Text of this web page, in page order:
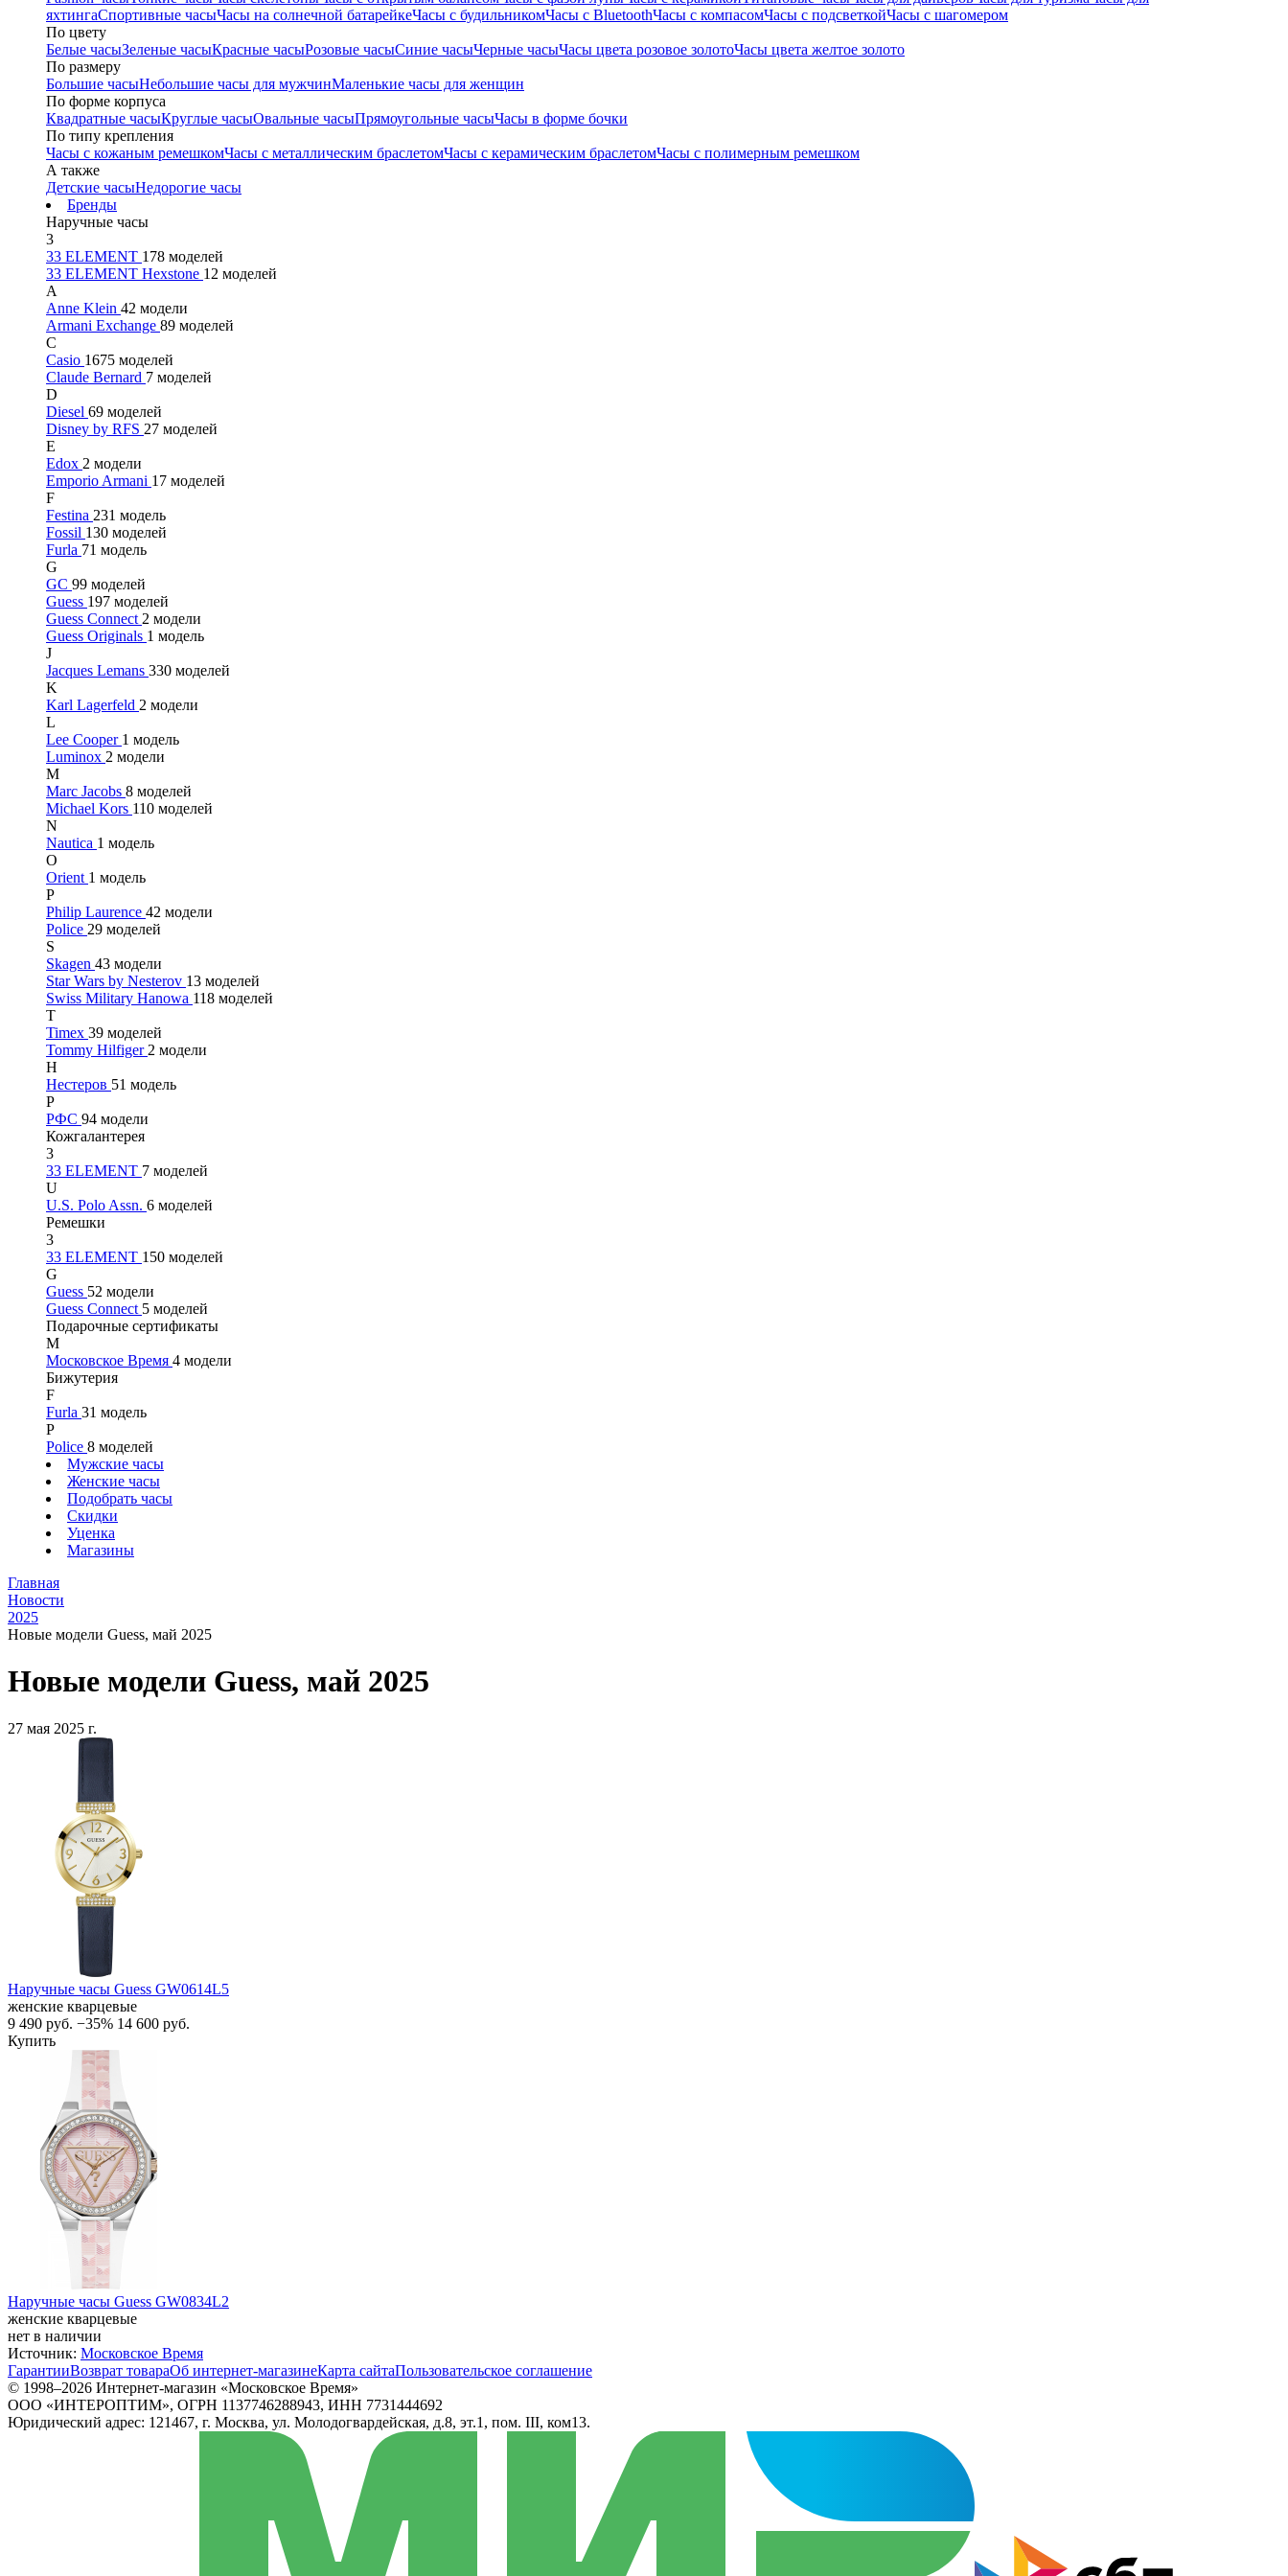
яхтингаСпортивные часыЧасы на солнечной батарейкеЧасы с будильникомЧасы с BluetoothЧасы с компасомЧасы с подсветкойЧасы с шагомером
По цвету
Белые часыЗеленые часыКрасные часыРозовые часыСиние часыЧерные часыЧасы цвета розовое золотоЧасы цвета желтое золото
По размеру
Большие часыНебольшие часы для мужчинМаленькие часы для женщин
По форме корпуса
Квадратные часыКруглые часыОвальные часыПрямоугольные часыЧасы в форме бочки
По типу крепления
Часы с кожаным ремешкомЧасы с металлическим браслетомЧасы с керамическим браслетомЧасы с полимерным ремешком
А также
Детские часыНедорогие часы
Бренды
Наручные часы
3
33 ELEMENT 178 моделей
33 ELEMENT Hexstone 12 моделей
A
Anne Klein 42 модели
Armani Exchange 89 моделей
C
Casio 1675 моделей
Claude Bernard 7 моделей
D
Diesel 69 моделей
Disney by RFS 27 моделей
E
Edox 2 модели
Emporio Armani 17 моделей
F
Festina 231 модель
Fossil 130 моделей
Furla 71 модель
G
GC 99 моделей
Guess 197 моделей
Guess Connect 2 модели
Guess Originals 1 модель
J
Jacques Lemans 330 моделей
K
Karl Lagerfeld 2 модели
L
Lee Cooper 1 модель
Luminox 2 модели
M
Marc Jacobs 8 моделей
Michael Kors 110 моделей
N
Nautica 1 модель
O
Orient 1 модель
P
Philip Laurence 42 модели
Police 29 моделей
S
Skagen 43 модели
Star Wars by Nesterov 13 моделей
Swiss Military Hanowa 118 моделей
T
Timex 39 моделей
Tommy Hilfiger 2 модели
Н
Нестеров 51 модель
Р
РФС 94 модели
Кожгалантерея
3
33 ELEMENT 7 моделей
U
U.S. Polo Assn. 6 моделей
Ремешки
3
33 ELEMENT 150 моделей
G
Guess 52 модели
Guess Connect 5 моделей
Подарочные сертификаты
М
Московское Время 4 модели
Бижутерия
F
Furla 31 модель
P
Police 8 моделей
Мужские часы
Женские часы
Подобрать часы
Скидки
Уценка
Магазины
Главная
Новости
2025
Новые модели Guess, май 2025
Новые модели Guess, май 2025
27 мая 2025 г.
Наручные часы Guess GW0614L5
женские кварцевые
9 490 руб. −35% 14 600 руб.
Купить
Наручные часы Guess GW0834L2
женские кварцевые
нет в наличии
Источник: Московское Время
ГарантииВозврат товараОб интернет-магазинеКарта сайтаПользовательское соглашение
© 1998–2026 Интернет-магазин «Московское Время»
ООО «ИНТЕРОПТИМ», ОГРН 1137746288943, ИНН 7731444692
Юридический адрес: 121467, г. Москва, ул. Молодогвардейская, д.8, эт.1, пом. III, ком13.